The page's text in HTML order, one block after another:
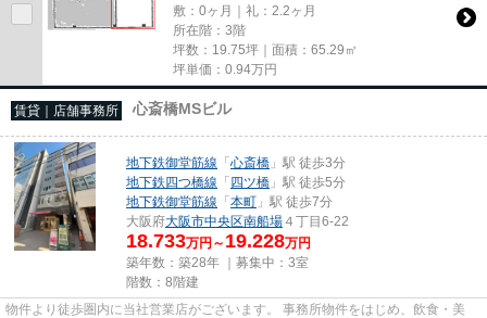
敷：0ヶ月｜礼：2.2ヶ月
所在階：3階
坪数：19.75坪｜面積：65.29㎡
坪単価： 0.94万円
賃貸｜店舗事務所 心斎橋MSビル
地下鉄御堂筋線 「心斎橋 」駅 徒歩3分
地下鉄四つ橋線 「四ツ橋 」駅 徒歩5分
地下鉄御堂筋線 「本町 」駅 徒歩7分
大阪府大阪市中央区南船場 ４丁目6-22
18.733万円～ 19.228万円
築年数：築28年 ｜募集中： 3室
階数：8階建
物件より徒歩圏内に当社営業店がございます。 事務所物件をはじめ、飲食・美